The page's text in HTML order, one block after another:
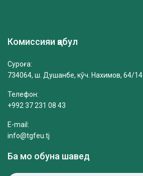
Комиссияи қабул
Суроға:
734064, ш. Душанбе, кӯч. Нахимов, 64/14
Телефон:
+992 37 231 08 43
E-mail:
info@tgfeu.tj
Ба мо обуна шавед